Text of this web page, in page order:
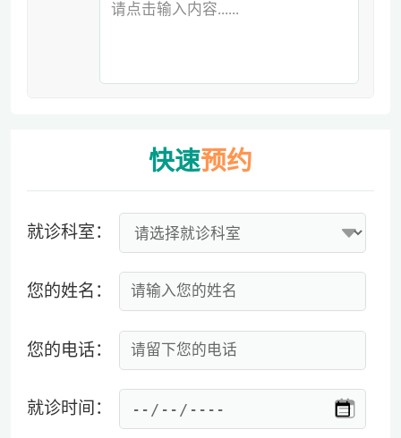
请点击输入内容......
快速预约
就诊科室：
您的姓名：
您的电话：
就诊时间：